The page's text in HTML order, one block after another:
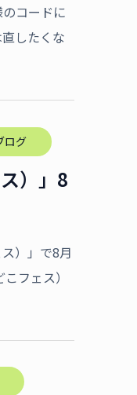
コードに
したくな
ログ
）」8
）」で8月
フェス）